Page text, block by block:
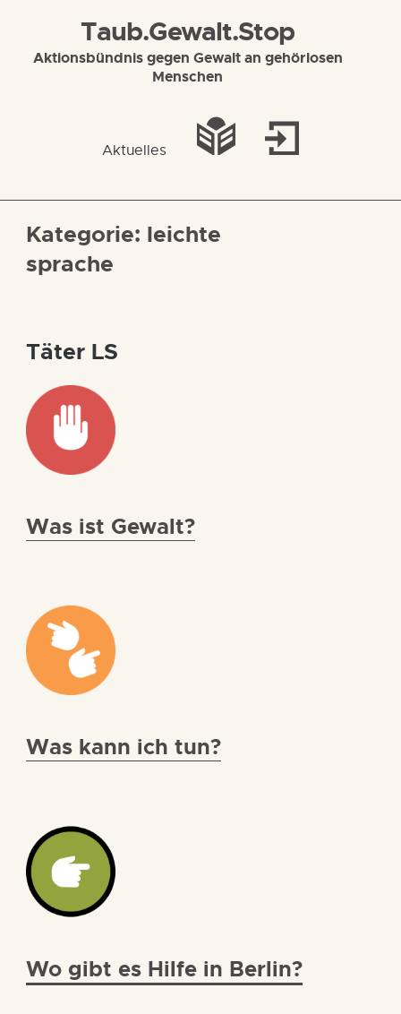
Inhalt
Taub.Gewalt.Stop
Aktionsbündnis gegen Gewalt an gehörlosen
Menschen
Aktuelles
Kategorie: leichte
sprache
Täter LS
Was ist Gewalt?
Was kann ich tun?
Wo gibt es Hilfe in Berlin?